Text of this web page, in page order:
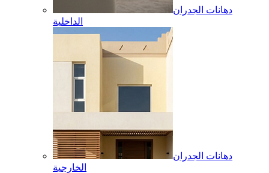
دهانات الجدران
الداخلية
دهانات الجدران
الخارجية